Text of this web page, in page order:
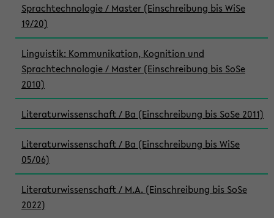
Sprachtechnologie / Master (Einschreibung bis WiSe
19/20)
Linguistik: Kommunikation, Kognition und
Sprachtechnologie / Master (Einschreibung bis SoSe
2010)
Literaturwissenschaft / Ba (Einschreibung bis SoSe 2011)
Literaturwissenschaft / Ba (Einschreibung bis WiSe
05/06)
Literaturwissenschaft / M.A. (Einschreibung bis SoSe
2022)